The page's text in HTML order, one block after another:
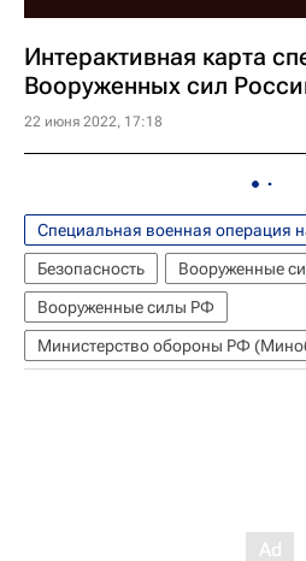
Интерактивная карта
Вооруженных сил
22 июня 2022, 17:18
Специальная военная операция
Безопасность
Вооруженные
Вооруженные силы РФ
Министерство обороны РФ